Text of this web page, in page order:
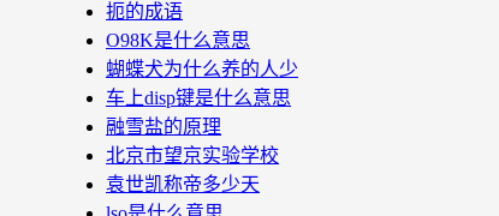
扼的成语
O98K是什么意思
蝴蝶犬为什么养的人少
车上disp键是什么意思
融雪盐的原理
北京市望京实验学校
袁世凯称帝多少天